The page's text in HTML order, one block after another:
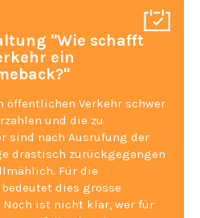
"Wie schafft
ein
öffentlichen Verkehr schwer
und die zu
sind nach Ausrufung der
drastisch zurückgegangen
Für die
dies grosse
ist nicht klar, wer für